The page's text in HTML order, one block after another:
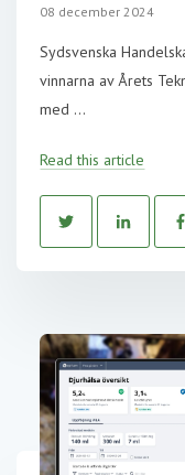
08 december 2024
Sydsvenska
vinnarna av Årets
med ...
Read this article